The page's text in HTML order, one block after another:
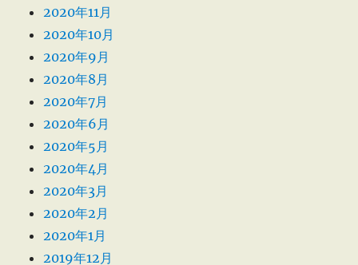
2020年11月
2020年10月
2020年9月
2020年8月
2020年7月
2020年6月
2020年5月
2020年4月
2020年3月
2020年2月
2020年1月
2019年12月